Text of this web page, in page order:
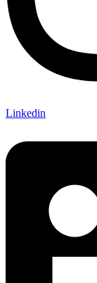
Linkedin